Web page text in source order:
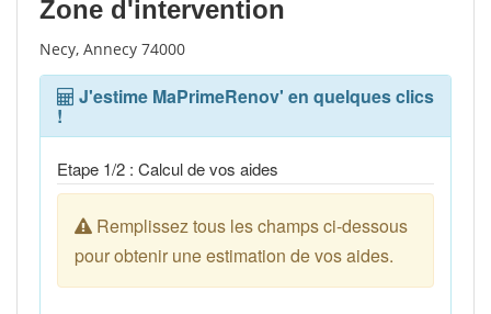
Zone d'intervention
Necy, Annecy 74000